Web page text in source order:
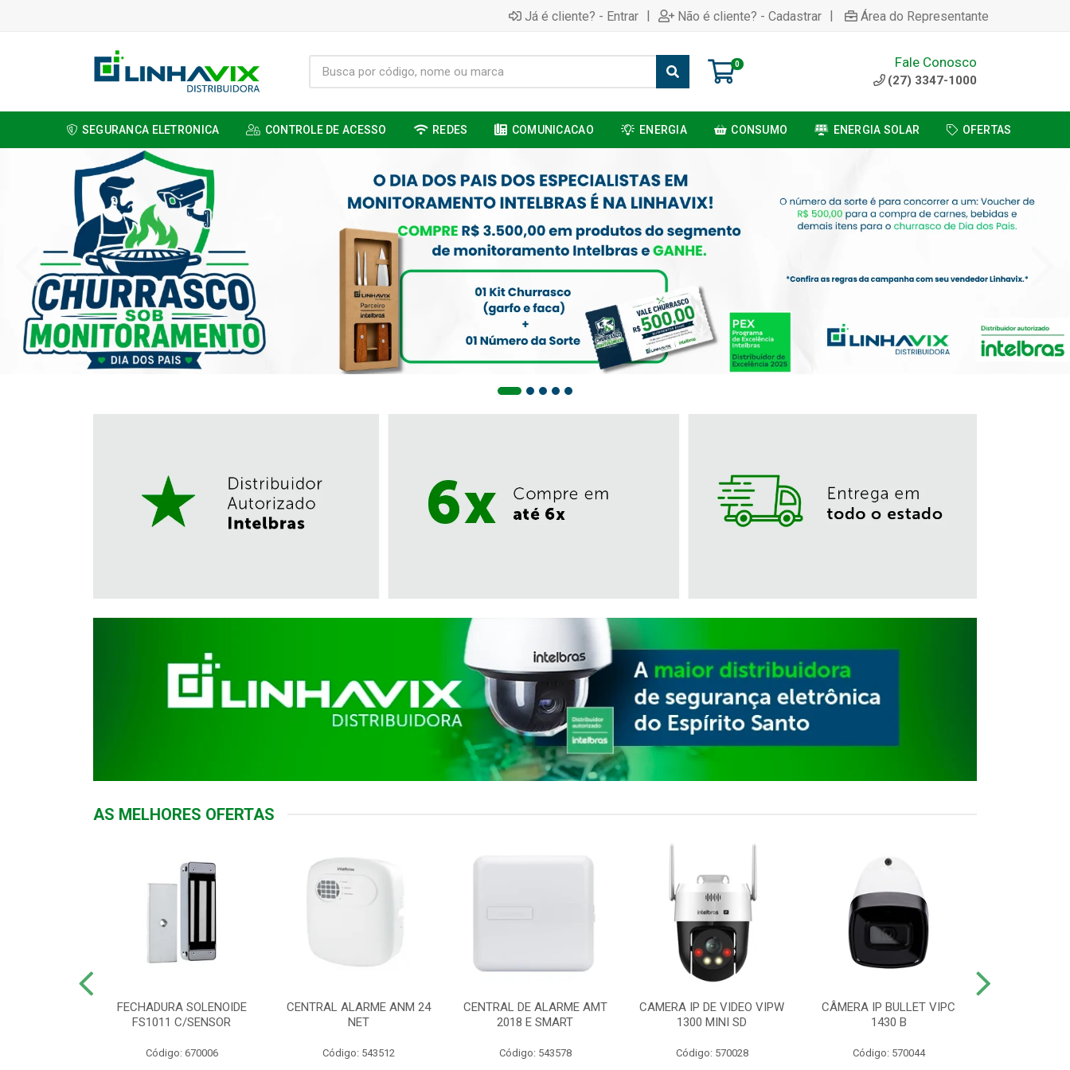
Já é cliente? - Entrar | Não é cliente? - Cadastrar | Área do Representante
0 Fale Conosco
(27) 3347-1000
SEGURANCA ELETRONICA CONTROLE DE ACESSO REDES COMUNICACAO ENERGIA CONSUMO ENERGIA SOLAR OFERTAS
AS MELHORES OFERTAS
FECHADURA SOLENOIDE
FS1011 C/SENSOR
Código: 670006
CENTRAL ALARME ANM 24
NET
Código: 543512
CENTRAL DE ALARME AMT
2018 E SMART
Código: 543578
CAMERA IP DE VIDEO VIPW
1300 MINI SD
Código: 570028
CÂMERA IP BULLET VIPC
1430 B
Código: 570044